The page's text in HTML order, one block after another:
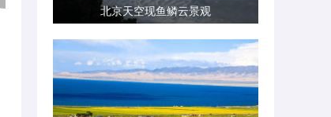
北京天空现鱼鳞云景观